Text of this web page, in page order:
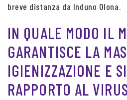
breve distanza da Induno Olona.
IN QUALE MODO IL
GARANTISCE LA
IGIENIZZAZIONE E
RAPPORTO AL